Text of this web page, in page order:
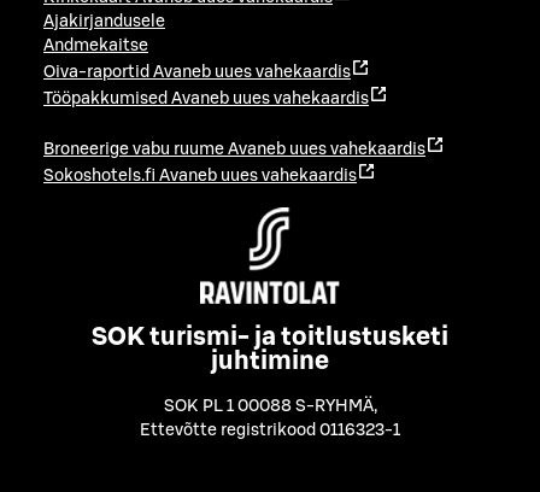
Ajakirjandusele
Andmekaitse
Oiva-raportid Avaneb uues vahekaardis
Tööpakkumised Avaneb uues vahekaardis
Broneerige vabu ruume Avaneb uues vahekaardis
Sokoshotels.fi Avaneb uues vahekaardis
SOK turismi- ja toitlustusketi
juhtimine
SOK PL 1 00088 S-RYHMÄ,
Ettevõtte registrikood 0116323-1